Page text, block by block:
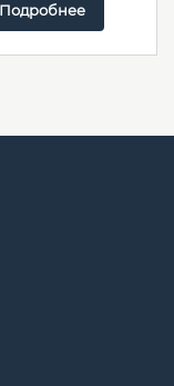
Подробнее